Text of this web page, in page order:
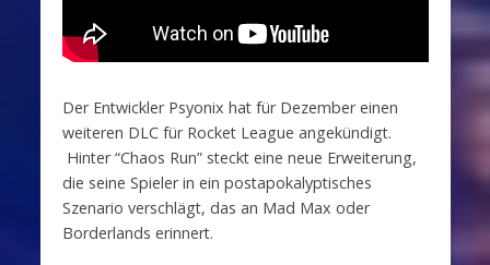
Der Entwickler Psyonix hat für Dezember einen
weiteren DLC für Rocket League angekündigt.
Hinter “Chaos Run” steckt eine neue Erweiterung,
die seine Spieler in ein postapokalyptisches
Szenario verschlägt, das an Mad Max oder
Borderlands erinnert.